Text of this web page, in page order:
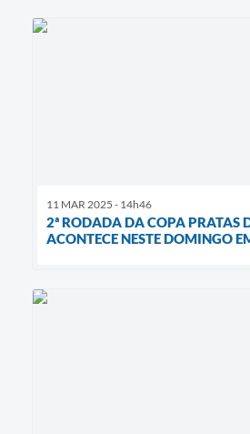
11 MAR 2025 - 14h46
2ª RODADA DA COPA PRATAS
ACONTECE NESTE DOMINGO